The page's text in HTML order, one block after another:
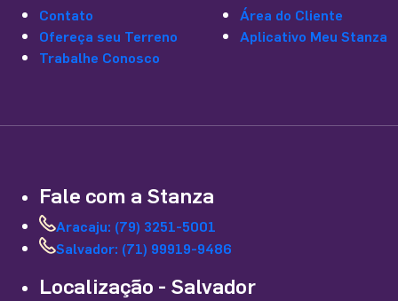
Contato
Ofereça seu Terreno
Trabalhe Conosco
Área do Cliente
Aplicativo Meu Stanza
Fale com a Stanza
Aracaju: (79) 3251-5001
Salvador: (71) 99919-9486
Localização - Salvador